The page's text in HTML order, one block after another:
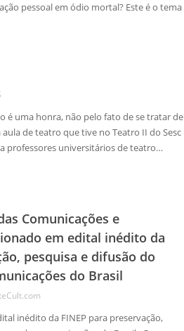
pessoal em ódio mortal? Este é o tema
é uma honra, não pelo fato de se tratar de
de teatro que tive no Teatro II do Sesc
professores universitários de teatro…
Comunicações e
em edital inédito da
pesquisa e difusão do
do Brasil
inédito da FINEP para preservação,